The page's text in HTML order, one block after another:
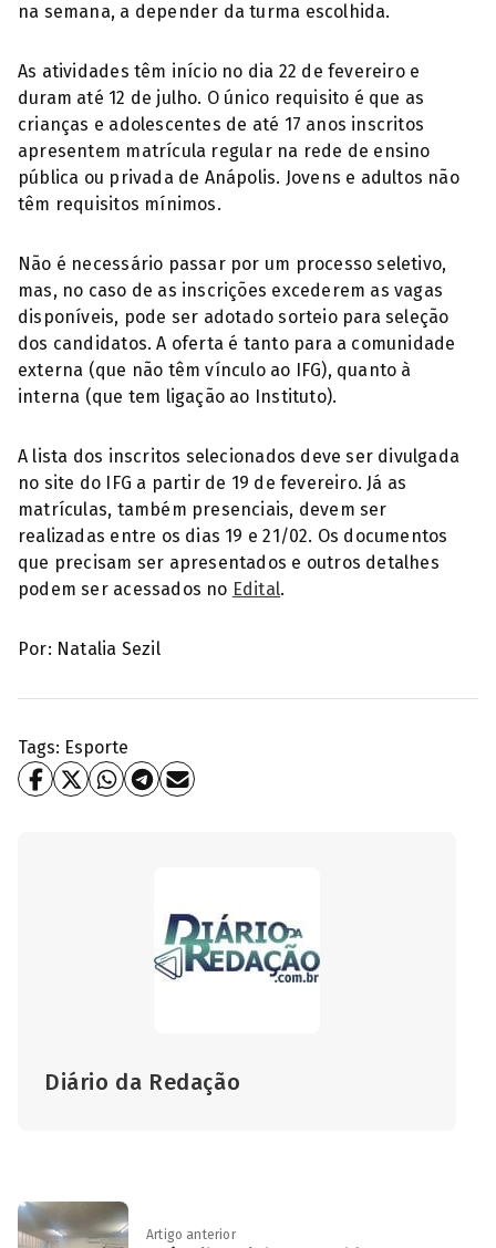
na semana, a depender da turma escolhida.
As atividades têm início no dia 22 de fevereiro e
duram até 12 de julho. O único requisito é que as
crianças e adolescentes de até 17 anos inscritos
apresentem matrícula regular na rede de ensino
pública ou privada de Anápolis. Jovens e adultos não
têm requisitos mínimos.
Não é necessário passar por um processo seletivo,
mas, no caso de as inscrições excederem as vagas
disponíveis, pode ser adotado sorteio para seleção
dos candidatos. A oferta é tanto para a comunidade
externa (que não têm vínculo ao IFG), quanto à
interna (que tem ligação ao Instituto).
A lista dos inscritos selecionados deve ser divulgada
no site do IFG a partir de 19 de fevereiro. Já as
matrículas, também presenciais, devem ser
realizadas entre os dias 19 e 21/02. Os documentos
que precisam ser apresentados e outros detalhes
podem ser acessados no Edital.
Por: Natalia Sezil
Tags: Esporte
Diário da Redação
Artigo anterior